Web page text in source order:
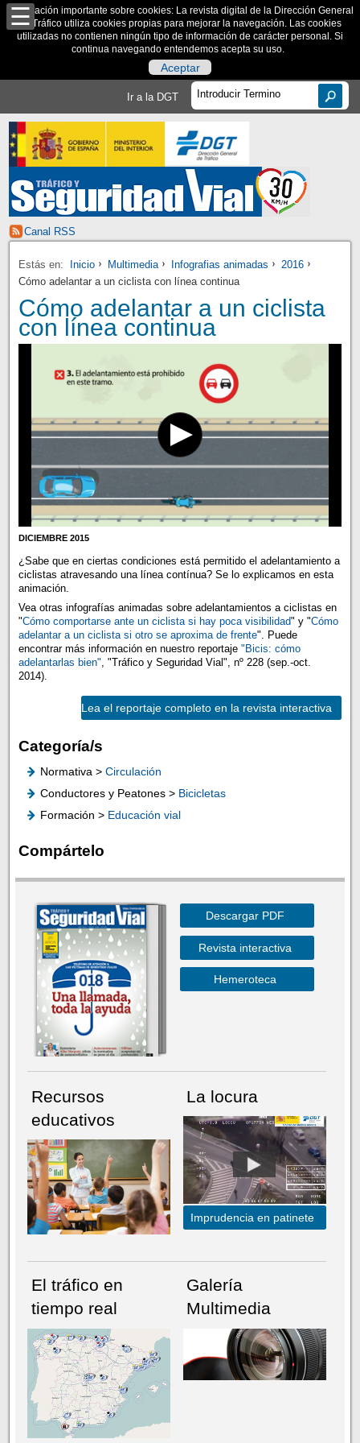
Información importante sobre cookies: La revista digital de la Dirección General
de Tráfico utiliza cookies propias para mejorar la navegación. Las cookies
utilizadas no contienen ningún tipo de información de carácter personal. Si
continua navegando entendemos acepta su uso.
Aceptar
Ir a la DGT
Canal RSS
Estás en: Inicio Multimedia Infografias animadas
2016
Cómo adelantar a un ciclista con línea continua
Cómo adelantar a un ciclista
con línea continua
DICIEMBRE 2015
¿Sabe que en ciertas condiciones está permitido el adelantamiento a
ciclistas atravesando una línea contínua? Se lo explicamos en esta
animación.
Vea otras infografías animadas sobre adelantamientos a ciclistas en
"Cómo comportarse ante un ciclista si hay poca visibilidad" y "Cómo
adelantar a un ciclista si otro se aproxima de frente". Puede
encontrar más información en nuestro reportaje "Bicis: cómo
adelantarlas bien" , "Tráfico y Seguridad Vial", nº 228 (sep.-oct.
2014).
Lea el reportaje completo en la revista interactiva
Categoría/s
Normativa > Circulación
Conductores y Peatones > Bicicletas
Formación > Educación vial
Compártelo
NÚMERO ACTUALHEMEROTECA
Descargar PDF
Revista interactiva
Hemeroteca
Recursos
educativos
La locura
Imprudencia en patinete
El tráfico en
tiempo real
Galería
Multimedia